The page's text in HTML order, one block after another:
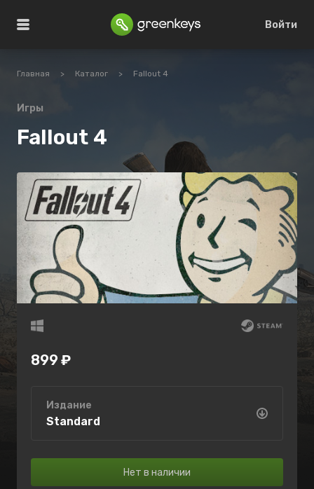
Войти
Главная > Каталог > Fallout 4
Игры
Fallout 4
899 ₽
Издание
Standard
Нет в наличии